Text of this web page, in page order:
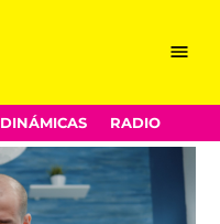
Menu
DINÁMICAS RADIO